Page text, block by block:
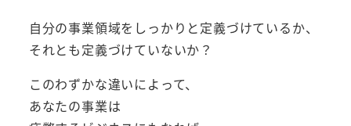
自分の事業領域をしっかりと定義づけているか、
それとも定義づけていないか？
このわずかな違いによって、
あなたの事業は